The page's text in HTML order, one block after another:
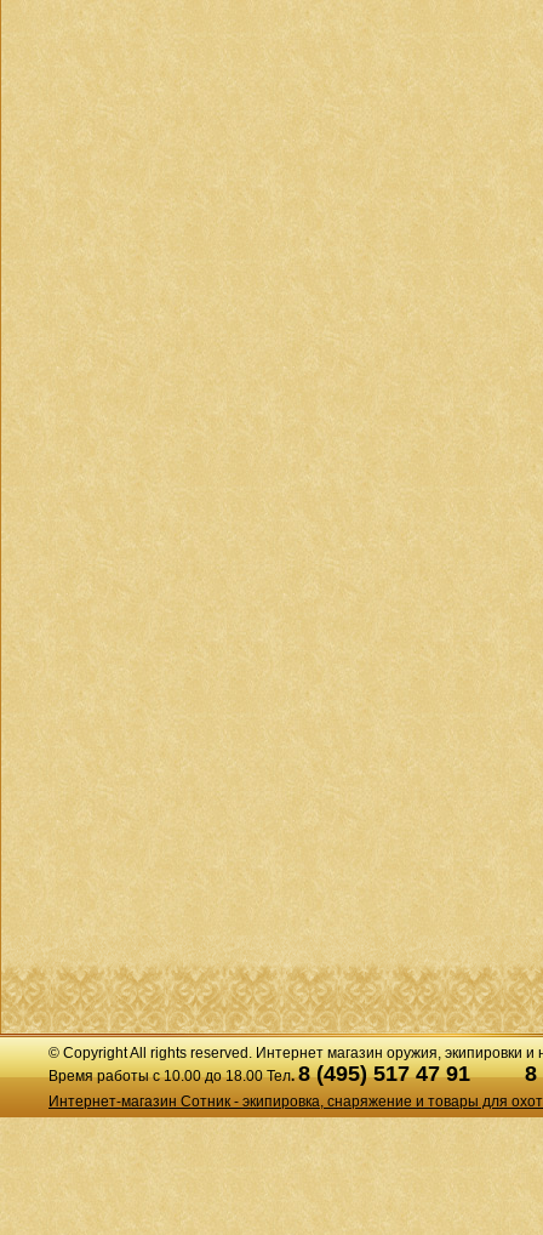
© Copyright All rights reserved. Интернет магазин оружия, экипировки и
Время работы с 10.00 до 18.00 Тел. 8 (495) 517 47 918
Интернет-магазин Сотник - экипировка, снаряжение и товары для